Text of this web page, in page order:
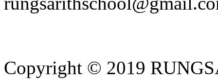
Copyright © 2019